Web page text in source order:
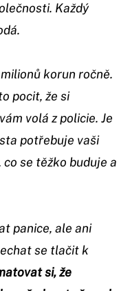
Každý
korun ročně.
pocit, že si
volá z policie. Je
potřebuje vaši
se těžko buduje a
panice, ale ani
se tlačit k
si, že